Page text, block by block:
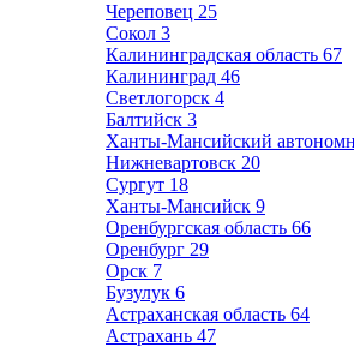
Череповец 25
Сокол 3
Калининградская область 67
Калининград 46
Светлогорск 4
Балтийск 3
Ханты-Мансийский
Нижневартовск 20
Сургут 18
Ханты-Мансийск 9
Оренбургская область 66
Оренбург 29
Орск 7
Бузулук 6
Астраханская область 64
Астрахань 47